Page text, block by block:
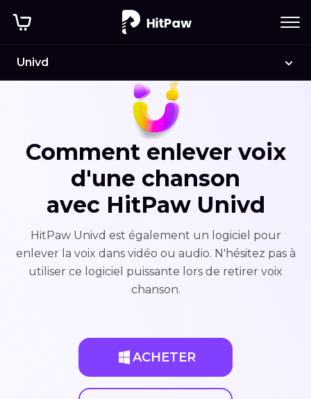
Univd
Comment enlever voix
d'une chanson
avec HitPaw Univd
HitPaw Univd est également un logiciel pour
enlever la voix dans vidéo ou audio. N'hésitez pas à
utiliser ce logiciel puissante lors de retirer voix
chanson.
ACHETER